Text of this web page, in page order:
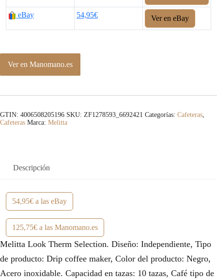
eBay 54,95€ Ver en eBay
Ver en Manomano.es
GTIN: 4006508205196 SKU: ZF1278593_6692421 Categorías: Cafeteras,
Cafeteras Marca: Melitta
Descripción
54,95€ a las eBay
125,75€ a las Manomano.es
Melitta Look Therm Selection. Diseño: Independiente, Tipo
de producto: Drip coffee maker, Color del producto: Negro,
Acero inoxidable. Capacidad en tazas: 10 tazas, Café tipo de